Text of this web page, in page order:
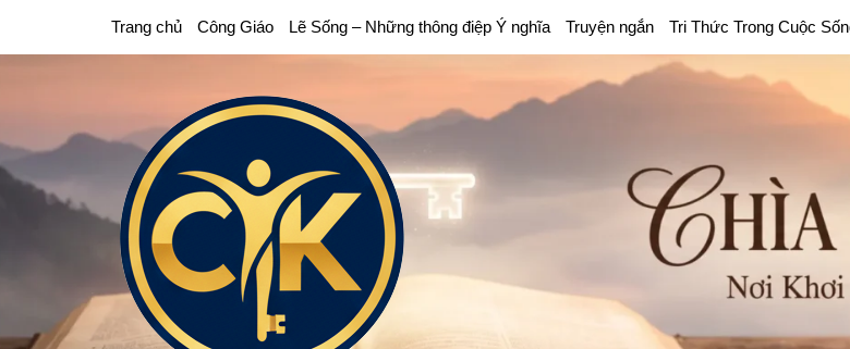
Trang chủ Công Giáo Lẽ Sống – Những thông điệp Ý nghĩa Truyện ngắn Tri Thức Trong Cuộc